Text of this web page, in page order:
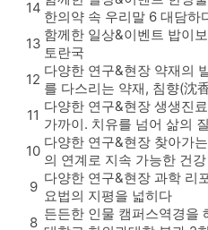
14
한의약 속 우리말 6 대담하
13
함께한 일상&이벤트 밥이
토란국
12
다양한 연구&현장 약재의
를 다스리는 약재, 침향(沈
11
다양한 연구&현장 생생진
가까이. 치유를 넘어 삶의
10
다양한 연구&현장 찾아가
의 연계로 지속 가능한 건
9
다양한 연구&현장 과학 리
요법의 지평을 넓히다
8
든든한 인물 캠퍼스역경을